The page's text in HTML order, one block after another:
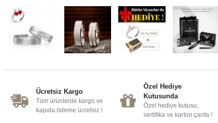
Ücretsiz Kargo
Tüm ürünlerde kargo ve
kapıda ödeme ücretsiz !
Özel Hediye
Kutusunda
Özel hediye kutusu,
sertifika ve karton çanta !